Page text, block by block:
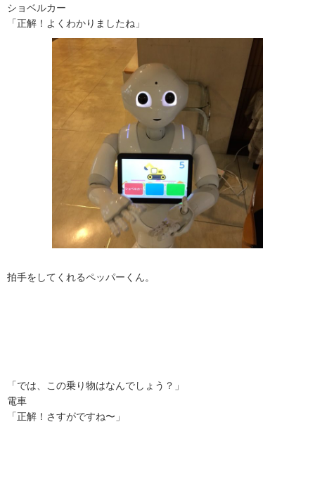
ショベルカー
「正解！よくわかりましたね」
拍手をしてくれるペッパーくん。
「では、この乗り物はなんでしょう？」
電車
「正解！さすがですね〜」